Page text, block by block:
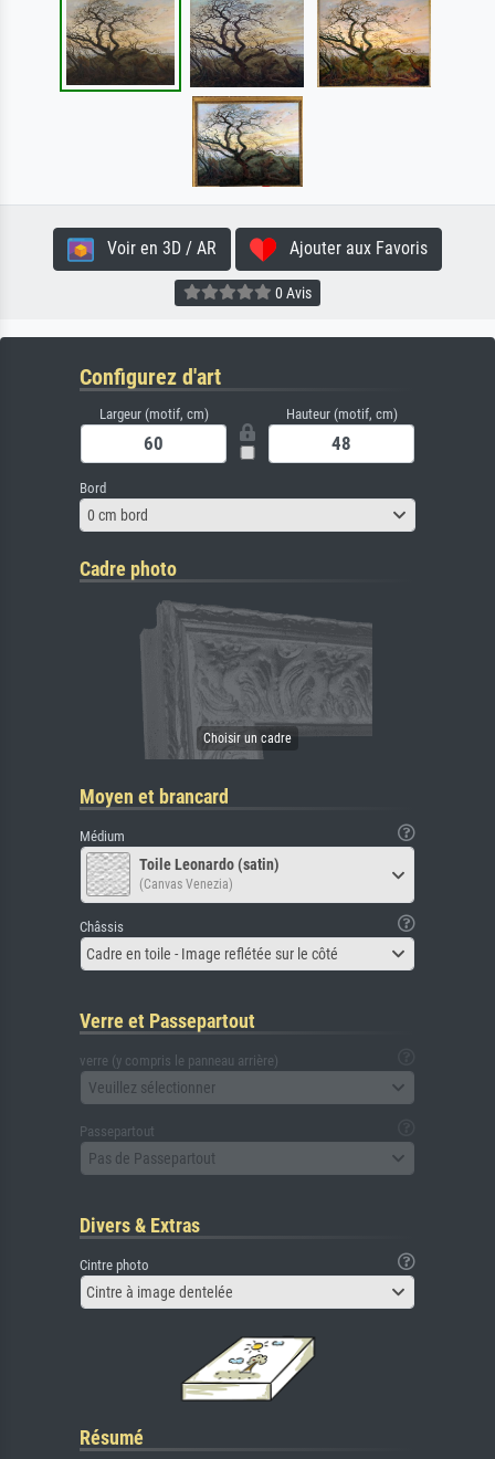
Voir en 3D / AR Ajouter aux Favoris
0 Avis
Configurez d'art
Largeur (motif, cm) Hauteur (motif, cm)
Bord
0 cm bord
Cadre photo
Moyen et brancard
Médium
Toile Leonardo (satin)
(Canvas Venezia)
Châssis
Cadre en toile - Image reflétée sur le côté
Verre et Passepartout
verre (y compris le panneau arrière)
Veuillez sélectionner
Passepartout
Pas de Passepartout
Divers & Extras
Cintre photo
Cintre à image dentelée
Résumé